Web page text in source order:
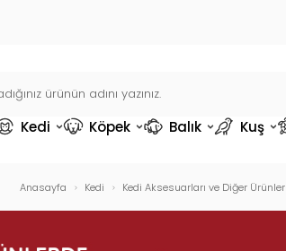
Kedi Köpek Balık Kuş
Anasayfa Kedi Kedi Aksesuarları ve Diğer Ürünler